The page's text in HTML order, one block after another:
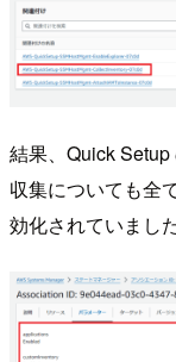
結果、Quick
収集についても全
効化されていました